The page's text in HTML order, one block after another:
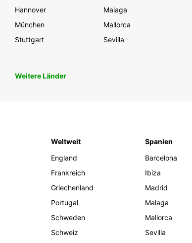
Hannover
München
Stuttgart
Malaga
Mallorca
Sevilla
Weitere Länder
Weltweit
England
Frankreich
Griechenland
Portugal
Schweden
Schweiz
Spanien
Barcelona
Ibiza
Madrid
Malaga
Mallorca
Sevilla